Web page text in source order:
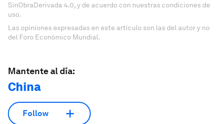
SinObraDerivada 4.0, y de acuerdo con nuestras condiciones de
uso.
Las opiniones expresadas en este artículo son las del autor y no
del Foro Económico Mundial.
Mantente al día:
China
Follow